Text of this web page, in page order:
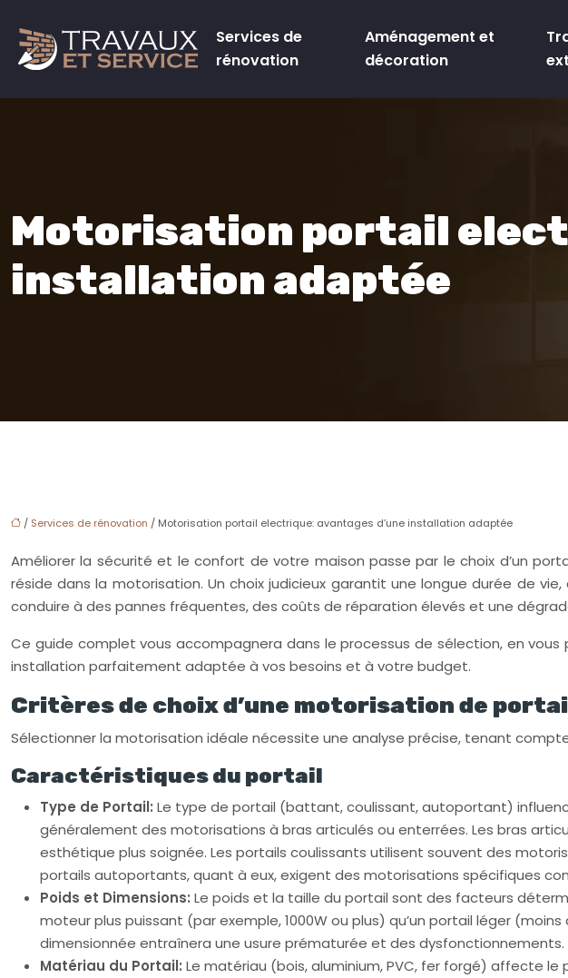
Services de
rénovation
Aménagement et
décoration
Motorisation portail
installation adaptée
/ Services de rénovation / Motorisation portail electrique: avantages d’une installation adaptée
Améliorer la sécurité et le confort de votre maison passe par le choix d’un
réside dans la motorisation. Un choix judicieux garantit une longue durée de
conduire à des pannes fréquentes, des coûts de réparation élevés et une
Ce guide complet vous accompagnera dans le processus de sélection, en
installation parfaitement adaptée à vos besoins et à votre budget.
Critères de choix d’une motorisation de
Sélectionner la motorisation idéale nécessite une analyse précise, tenant
Caractéristiques du portail
Type de Portail: Le type de portail (battant, coulissant, autoportant)
généralement des motorisations à bras articulés ou enterrées. Les bras
esthétique plus soignée. Les portails coulissants utilisent souvent des
portails autoportants, quant à eux, exigent des motorisations spécifiques
Poids et Dimensions: Le poids et la taille du portail sont des facteurs
moteur plus puissant (par exemple, 1000W ou plus) qu’un portail léger
dimensionnée entraînera une usure prématurée et des dysfonctionnements.
Matériau du Portail: Le matériau (bois, aluminium, PVC, fer forgé) affecte le